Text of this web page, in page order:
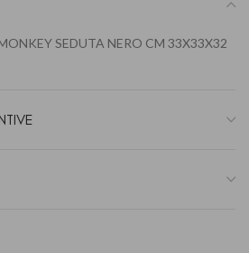
SEDUTA NERO CM 33X33X32